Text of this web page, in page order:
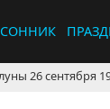
СОННИК
26 сентября